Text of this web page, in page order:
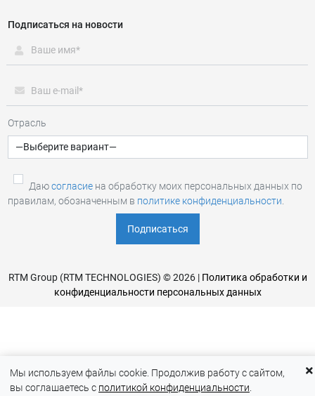
Мы используем файлы cookie. Продолжив работу с сайтом,
вы соглашаетесь с политикой конфиденциальности
Подписаться на новости
Отрасль
Даюсогласиена обработку моих персональных данных по
правилам, обозначенным в политике конфиденциальности.
RTM Group (RTM TECHNOLOGIES) © 2026 | Политика обработки и
конфиденциальности персональных данных